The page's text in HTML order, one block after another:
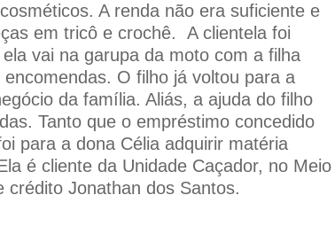
A renda não era suficiente e
em tricô e crochê. A clientela foi
vai na garupa da moto com a filha
O filho já voltou para a
da família. Aliás, a ajuda do filho
Tanto que o empréstimo concedido
para a dona Célia adquirir matéria
é cliente da Unidade Caçador, no Meio
crédito Jonathan dos Santos.